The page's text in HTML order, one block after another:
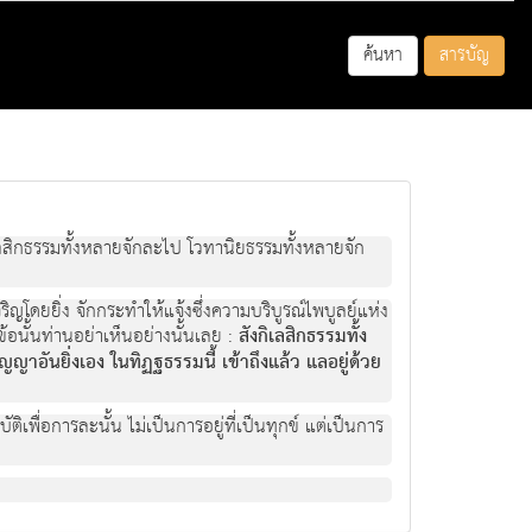
ค้นหา สารบัญ
ธรรมทั้งหลายจักละไป โวทานิยธรรมทั้งหลายจัก
ญโดยยิ่ง จักกระทำให้แจ้งซึ่งความบริบูรณ์ไพบูลย์แห่ง
นั้นท่านอย่าเห็นอย่างนั้นเลย : สังกิเลสิกธรรมทั้ง
าอันยิ่งเอง ในทิฏฐธรรมนี้ เข้าถึงแล้ว แลอยู่ด้วย
เพื่อการละนั้น ไม่เป็นการอยู่ที่เป็นทุกข์ แต่เป็นการ